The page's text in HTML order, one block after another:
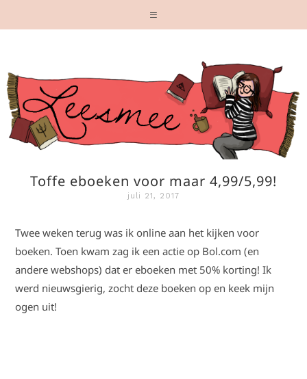
Toffe eboeken voor maar 4,99/5,99!
juli 21, 2017
Twee weken terug was ik online aan het kijken voor
boeken. Toen kwam zag ik een actie op Bol.com (en
andere webshops) dat er eboeken met 50% korting! Ik
werd nieuwsgierig, zocht deze boeken op en keek mijn
ogen uit!